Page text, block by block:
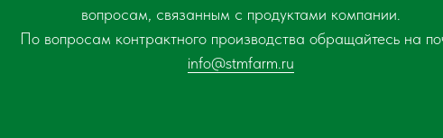
вопросам, связанным с продуктами компании.
По вопросам контрактного производства обращайтесь на
info@stmfarm.ru